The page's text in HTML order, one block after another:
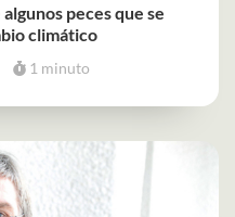
peces que se
climático
1 minuto